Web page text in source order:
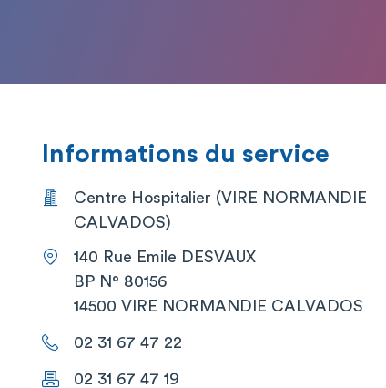
Informations du service
Centre Hospitalier (VIRE NORMANDIE
CALVADOS)
140 Rue Emile DESVAUX
BP N° 80156
14500 VIRE NORMANDIE CALVADOS
02 31 67 47 22
02 31 67 47 19